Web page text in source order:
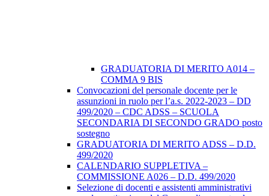
GRADUATORIA DI MERITO A014 –
COMMA 9 BIS
Convocazioni del personale docente per le
assunzioni in ruolo per l’a.s. 2022-2023 – DD
499/2020 – CDC ADSS – SCUOLA
SECONDARIA DI SECONDO GRADO posto
sostegno
GRADUATORIA DI MERITO ADSS – D.D.
499/2020
CALENDARIO SUPPLETIVA –
COMMISSIONE A026 – D.D. 499/2020
Selezione di docenti e assistenti amministrativi